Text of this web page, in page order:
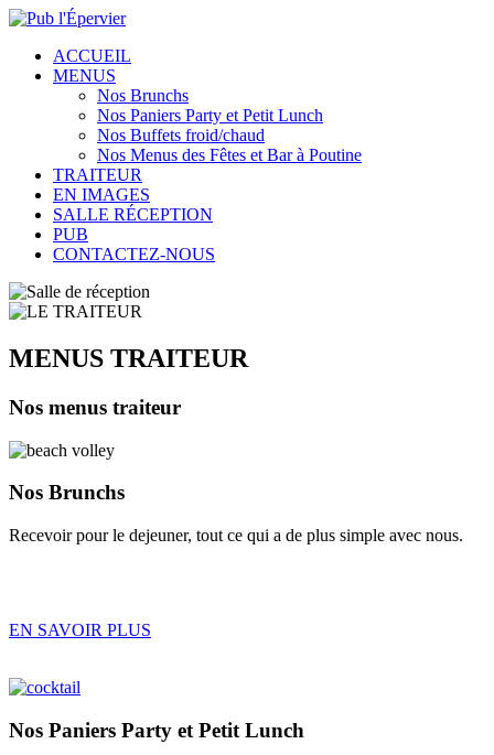
ACCUEIL
MENUS
Nos Brunchs
Nos Paniers Party et Petit Lunch
Nos Buffets froid/chaud
Nos Menus des Fêtes et Bar à Poutine
TRAITEUR
EN IMAGES
SALLE RÉCEPTION
PUB
CONTACTEZ-NOUS
MENUS TRAITEUR
Nos menus traiteur
Nos Brunchs
Recevoir pour le dejeuner, tout ce qui a de plus simple avec nous.
EN SAVOIR PLUS
Nos Paniers Party et Petit Lunch